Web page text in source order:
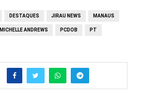
DESTAQUES JIRAU NEWS MANAUS
MICHELLE ANDREWS PCDOB PT